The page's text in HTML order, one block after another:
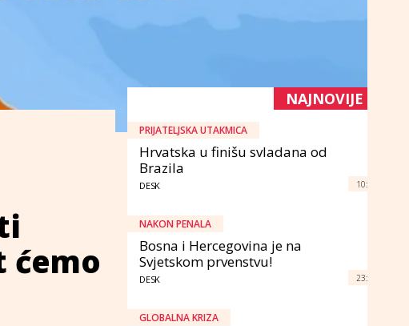
ćemo
NAJNOVIJE
PRIJATELJSKA UTAKMICA
Hrvatska u finišu svladana od
Brazila
DESK 10:
NAKON PENALA
Bosna i Hercegovina je na
Svjetskom prvenstvu!
DESK 23:
GLOBALNA KRIZA